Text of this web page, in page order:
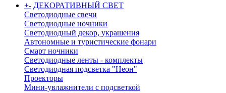
+- ДЕКОРАТИВНЫЙ СВЕТ
Светодиодные свечи
Светодиодные ночники
Светодиодный декор, украшения
Автономные и туристические фонари
Смарт ночники
Светодиодные ленты - комплекты
Светодиодная подсветка "Неон"
Проекторы
Мини-увлажнители с подсветкой